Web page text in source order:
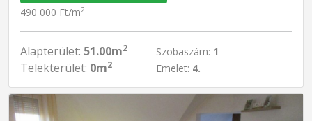
490 000 Ft/m2
Alapterület: 51.00m2
Telekterület: 0m2
Szobaszám: 1
Emelet: 4.